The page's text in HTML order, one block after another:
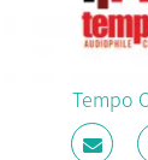
Tempo